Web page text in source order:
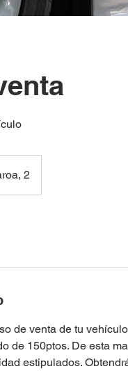
2
de venta de tu
de 150ptos. De esta
estipulados.